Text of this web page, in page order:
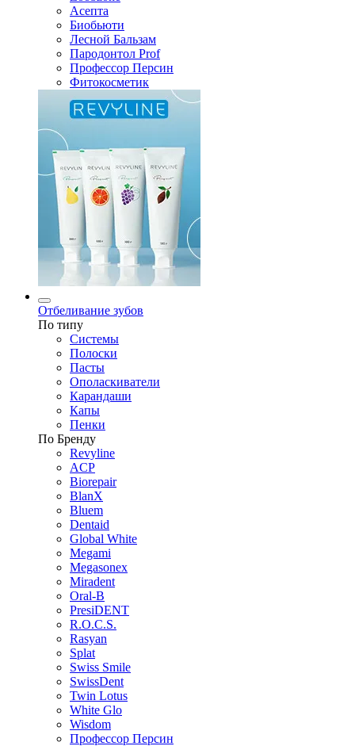
Асепта
Биобьюти
Лесной Бальзам
Пародонтол Prof
Профессор Персин
Фитокосметик
Отбеливание зубов
По типу
Системы
Полоски
Пасты
Ополаскиватели
Карандаши
Капы
Пенки
По Бренду
Revyline
ACP
Biorepair
BlanX
Bluem
Dentaid
Global White
Megami
Megasonex
Miradent
Oral-B
PresiDENT
R.O.C.S.
Rasyan
Splat
Swiss Smile
SwissDent
Twin Lotus
White Glo
Wisdom
Профессор Персин